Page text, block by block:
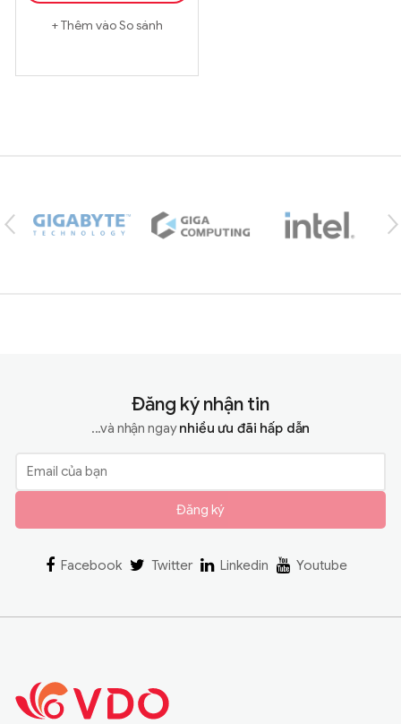
Thêm vào So sánh
Đăng ký nhận tin
...và nhận ngaynhiều ưu đãi hấp dẫn
Đăng ký
Facebook Twitter Linkedin Youtube